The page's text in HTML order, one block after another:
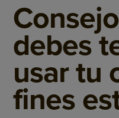
debes
usar tu
fines